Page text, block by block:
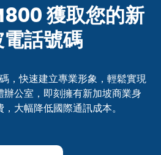
獲取您的新
話號碼
，快速建立專業形象，輕鬆實現
公室，即刻擁有新加坡商業身
大幅降低國際通訊成本。